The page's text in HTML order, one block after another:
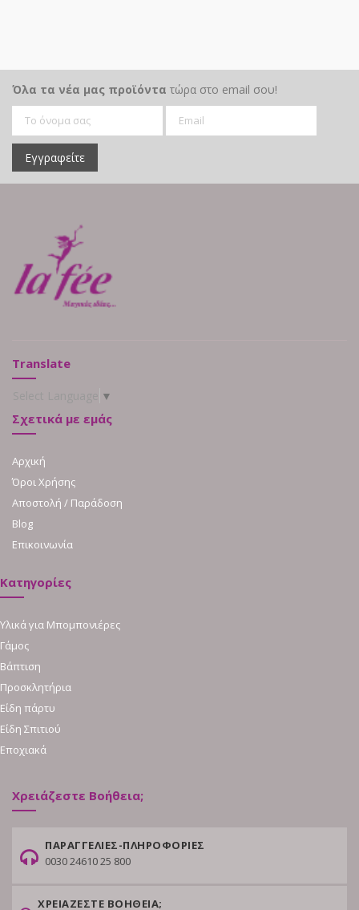
Όλα τα νέα μας προϊόντα τώρα στο email σου!
Εγγραφείτε
Translate
▼
Σχετικά με εμάς
Αρχική
Όροι Χρήσης
Αποστολή / Παράδοση
Blog
Επικοινωνία
Κατηγορίες
Υλικά για Μπομπονιέρες
Γάμος
Βάπτιση
Προσκλητήρια
Είδη πάρτυ
Είδη Σπιτιού
Εποχιακά
Χρειάζεστε Βοήθεια;
ΠΑΡΑΓΓΕΛΙΕΣ-ΠΛΗΡΟΦΟΡΙΕΣ
0030 24610 25 800
ΧΡΕΙΑΖΕΣΤΕ ΒΟΗΘΕΙΑ;